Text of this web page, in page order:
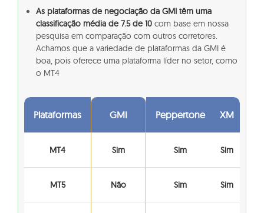
As plataformas de negociação da GMI têm uma
classificação média de 7.5 de 10 com base em nossa
pesquisa em comparação com outros corretores.
Achamos que a variedade de plataformas da GMI é
boa, pois oferece uma plataforma líder no setor, como
o MT4
Plataformas GMI Peppertone XM
MT4 Sim Sim Sim
MT5 Não Sim Sim